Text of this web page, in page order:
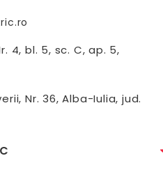
4, bl. 5, sc. C, ap. 5,
Nr. 36, Alba-Iulia, jud.